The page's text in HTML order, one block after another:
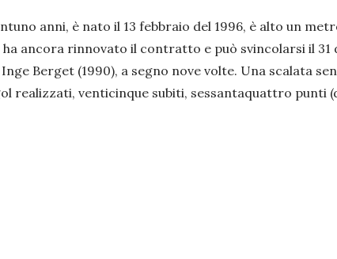
anni, è nato il 13 febbraio del 1996, è alto un
ancora rinnovato il contratto e può svincolarsi il
Berget (1990), a segno nove volte. Una scalata
venticinque subiti, sessantaquattro punti